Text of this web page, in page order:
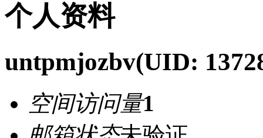
个人资料
untpmjozbv(UID:
空间访问量1